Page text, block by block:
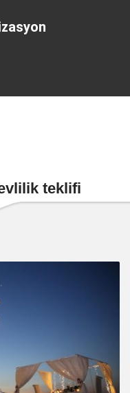
teklifi